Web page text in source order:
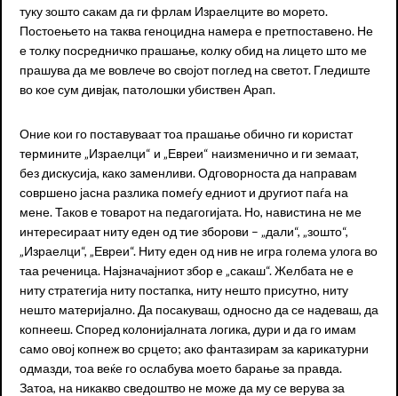
туку зошто сакам да ги фрлам Израелците во морето.
Постоењето на таква геноцидна намера е претпоставено. Не
е толку посредничко прашање, колку обид на лицето што ме
прашува да ме вовлече во својот поглед на светот. Гледиште
во кое сум дивјак, патолошки убиствен Арап.
Оние кои го поставуваат тоа прашање обично ги користат
термините „Израелци“ и „Евреи“ наизменично и ги земаат,
без дискусија, како заменливи. Одговорноста да направам
совршено јасна разлика помеѓу едниот и другиот паѓа на
мене. Таков е товарот на педагогијата. Но, навистина не ме
интересираат ниту еден од тие зборови – „дали“, „зошто“,
„Израелци“, „Евреи“. Ниту еден од нив не игра голема улога во
таа реченица. Најзначајниот збор е „сакаш“. Желбата не е
ниту стратегија ниту постапка, ниту нешто присутно, ниту
нешто материјално. Да посакуваш, односно да се надеваш, да
копнееш. Според колонијалната логика, дури и да го имам
само овој копнеж во срцето; ако фантазирам за карикатурни
одмазди, тоа веќе го ослабува моето барање за правда.
Затоа, на никакво сведоштво не може да му се верува за